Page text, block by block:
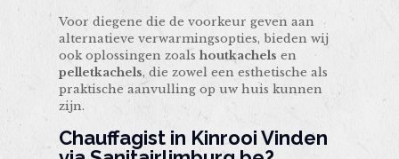
Voor diegene die de voorkeur geven aan
alternatieve verwarmingsopties, bieden wij
ook oplossingen zoalshoutkachels en
pelletkachels, die zowel een esthetische als
praktische aanvulling op uw huis kunnen
zijn.
Chauffagist in Kinrooi Vinden